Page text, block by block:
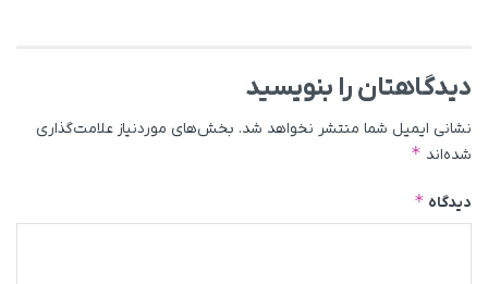
دیدگاهتان را بنویسید
نشانی ایمیل شما منتشر نخواهد شد. بخش‌های موردنیاز علامت‌گذاری
شده‌اند *
دیدگاه *